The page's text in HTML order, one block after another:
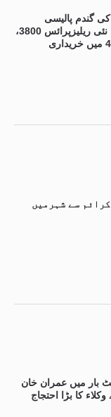
گندم پالیسی
مہنگی پڑ گئی، نئی ریلیزپرائس 3800،
سے شہرمیں
بار میں عمران خان
کا بڑا احتجاج